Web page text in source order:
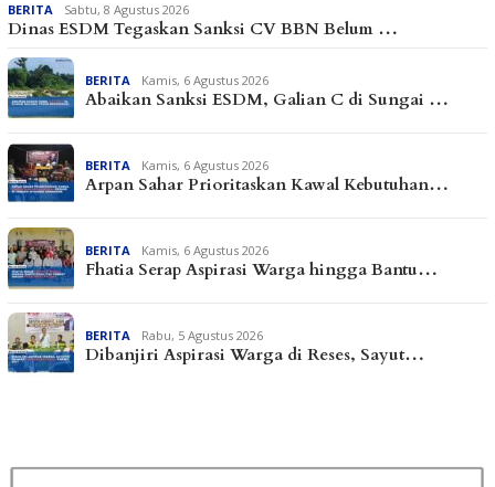
BERITA Sabtu, 8 Agustus 2026
Dinas ESDM Tegaskan Sanksi CV BBN Belum …
BERITA Kamis, 6 Agustus 2026
Abaikan Sanksi ESDM, Galian C di Sungai …
BERITA Kamis, 6 Agustus 2026
Arpan Sahar Prioritaskan Kawal Kebutuhan…
BERITA Kamis, 6 Agustus 2026
Fhatia Serap Aspirasi Warga hingga Bantu…
BERITA Rabu, 5 Agustus 2026
Dibanjiri Aspirasi Warga di Reses, Sayut…